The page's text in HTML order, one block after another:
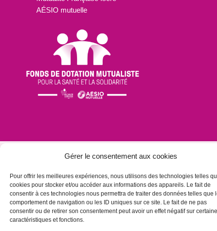
Gérer le consentement aux cookies
Pour offrir les meilleures expériences, nous utilisons des technologies telles
cookies pour stocker et/ou accéder aux informations des appareils. Le fait de
consentir à ces technologies nous permettra de traiter des données telles que
comportement de navigation ou les ID uniques sur ce site. Le fait de ne pas
consentir ou de retirer son consentement peut avoir un effet négatif sur
caractéristiques et fonctions.
AÉSIO mutuelle